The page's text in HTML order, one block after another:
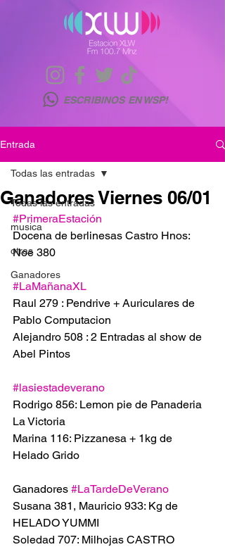
ESCRIBINOS EN WSP!
Entrada
Todas las entradas
musica
otras
Ganadores
Todas las entradas
Ganadores Viernes 06/01
#PrimeraEstación
Docena de berlinesas Castro Hnos:
Noe 380
#LaMañanaXL
Raul 279 : Pendrive + Auriculares de
Pablo Computacion
Alejandro 508 : 2 Entradas al show de
Abel Pintos
#lasiestadeverano
Rodrigo 856: Lemon pie de Panaderia
La Victoria
Marina 116: Pizzanesa + 1kg de
Helado Grido
Ganadores #LaTardeDeVerano
Susana 381, Mauricio 933: Kg de
HELADO YUMMI
Soledad 707: Milhojas CASTRO